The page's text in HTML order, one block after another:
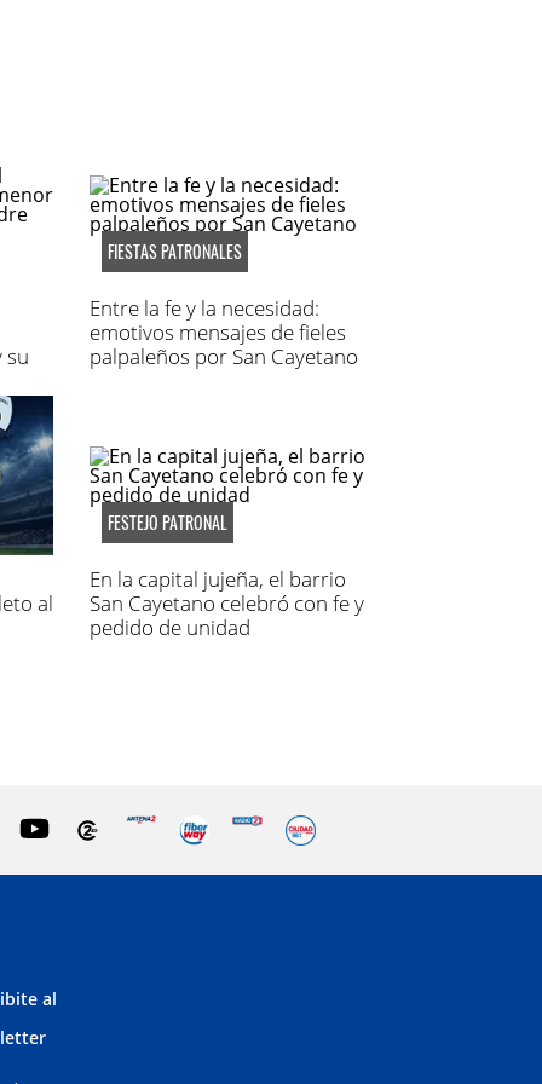
su
FIESTAS PATRONALES
Entre la fe y la necesidad:
emotivos mensajes de fieles
palpaleños por San Cayetano
al
FESTEJO PATRONAL
En la capital jujeña, el barrio
San Cayetano celebró con fe y
pedido de unidad
al